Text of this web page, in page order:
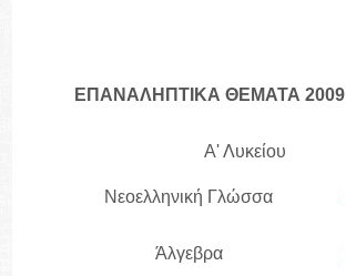
ΕΠΑΝΑΛΗΠΤΙΚΑ ΘΕΜΑΤΑ 2009
Α' Λυκείου
Νεοελληνική Γλώσσα
Άλγεβρα